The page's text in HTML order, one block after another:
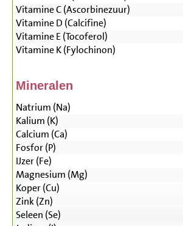
Vitamine C (Ascorbinezuur)
Vitamine D (Calcifine)
Vitamine E (Tocoferol)
Vitamine K (Fylochinon)
Mineralen
Natrium (Na)
Kalium (K)
Calcium (Ca)
Fosfor (P)
IJzer (Fe)
Magnesium (Mg)
Koper (Cu)
Zink (Zn)
Seleen (Se)